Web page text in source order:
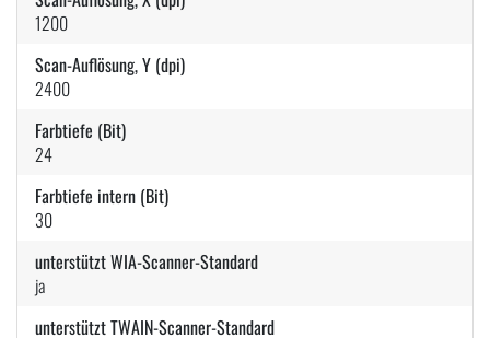
1200
Scan-Auflösung, Y (dpi)
2400
Farbtiefe (Bit)
24
Farbtiefe intern (Bit)
30
unterstützt WIA-Scanner-Standard
ja
unterstützt TWAIN-Scanner-Standard